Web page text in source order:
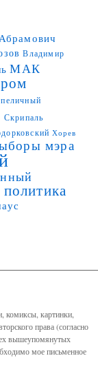
Владимир
МАК
Скрипаль
Хорев
мэра
политика
комиксы, картинки,
права (согласно
вышеупомянутых
мое письменное